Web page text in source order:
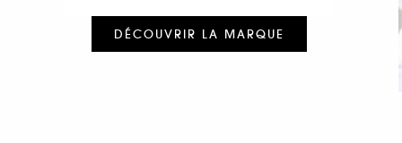
DÉCOUVRIR LA MARQUE